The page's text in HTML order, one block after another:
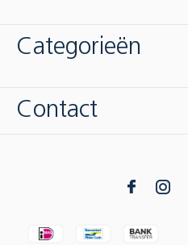
Categorieën
Contact